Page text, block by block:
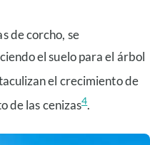
de corcho, se
el suelo para el árbol
el crecimiento de
de las cenizas4.